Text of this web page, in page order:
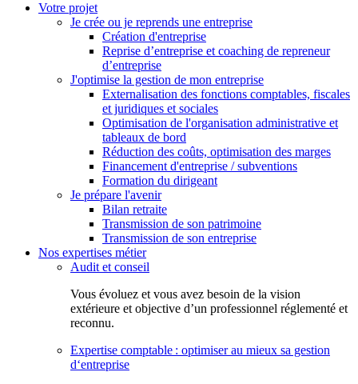
Votre projet
Je crée ou je reprends une entreprise
Création d'entreprise
Reprise d’entreprise et coaching de repreneur
d’entreprise
J'optimise la gestion de mon entreprise
Externalisation des fonctions comptables, fiscales
et juridiques et sociales
Optimisation de l'organisation administrative et
tableaux de bord
Réduction des coûts, optimisation des marges
Financement d'entreprise / subventions
Formation du dirigeant
Je prépare l'avenir
Bilan retraite
Transmission de son patrimoine
Transmission de son entreprise
Nos expertises métier
Audit et conseil
Vous évoluez et vous avez besoin de la vision
extérieure et objective d’un professionnel réglementé et
reconnu.
Expertise comptable : optimiser au mieux sa gestion
d‘entreprise